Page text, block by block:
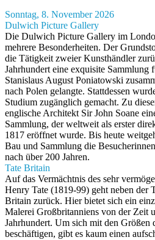
Sonntag, 8. November 2026
Dulwich Picture Gallery
Die Dulwich Picture Gallery im
mehrere Besonderheiten. Der
die Tätigkeit zweier Kunsthändler
Jahrhundert eine exquisite
Stanislaus August Poniatowski
nach Polen gelangte. Stattdessen
Studium zugänglich gemacht. Zu
englische Architekt Sir John Soane
Sammlung, der weltweit als erster
1817 eröffnet wurde. Bis heute
Bau und Sammlung die
nach über 200 Jahren.
Tate Britain
Auf das Vermächtnis des sehr
Henry Tate (1819-99) geht neben der
Britain zurück. Hier bietet sich ein
Malerei Großbritanniens von der Zeit
Jahrhundert. Um sich mit den Größen
beschäftigen, gibt es kaum einen